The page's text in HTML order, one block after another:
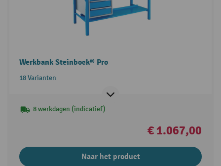
Werkbank Steinbock® Pro
18 Varianten
8 werkdagen (indicatief)
€ 1.067,00
Naar het product